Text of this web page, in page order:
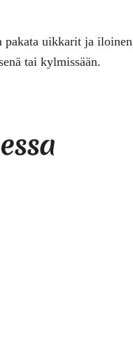
pakata uikkarit ja iloinen
tai kylmissään.